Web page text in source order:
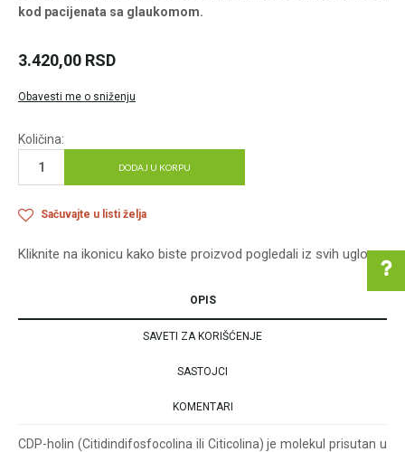
kod pacijenata sa glaukomom.
3.420,00 RSD
Obavesti me o sniženju
Količina:
DODAJ U KORPU
Sačuvajte u listi želja
Kliknite na ikonicu kako biste proizvod pogledali iz svih uglova
Pomoć pri kupovini
vezi online porudžbine
OPIS
SAVETI ZA KORIŠĆENJE
SASTOJCI
KOMENTARI
CDP-holin (Citidindifosfocolina ili Citicolina) je molekul prisutan u